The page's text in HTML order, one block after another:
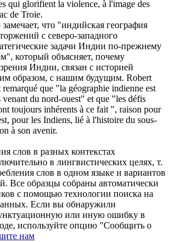
qui glorifient la violence, à l'image des
de Troie.
что "индийская география
с северо-западного
задачи Индии по-прежнему
который объясняет, почему
Индии, связан с историей
образом, с нашим будущим. Robert
remarqué que "la géographie indienne est
du nord-ouest" et que "les défis
toujours inhérents à ce fait ", raison pour
pour les Indiens, lié à l'histoire du sous-
à son avenir.
слов в разных контекстах
в лингвистических целях, т.
слов в одном языке и вариантов
Все образцы собраны автоматически
с помощью технологии поиска на
Если вы обнаружили
или иную ошибку в
используйте опцию "Сообщить о
нам